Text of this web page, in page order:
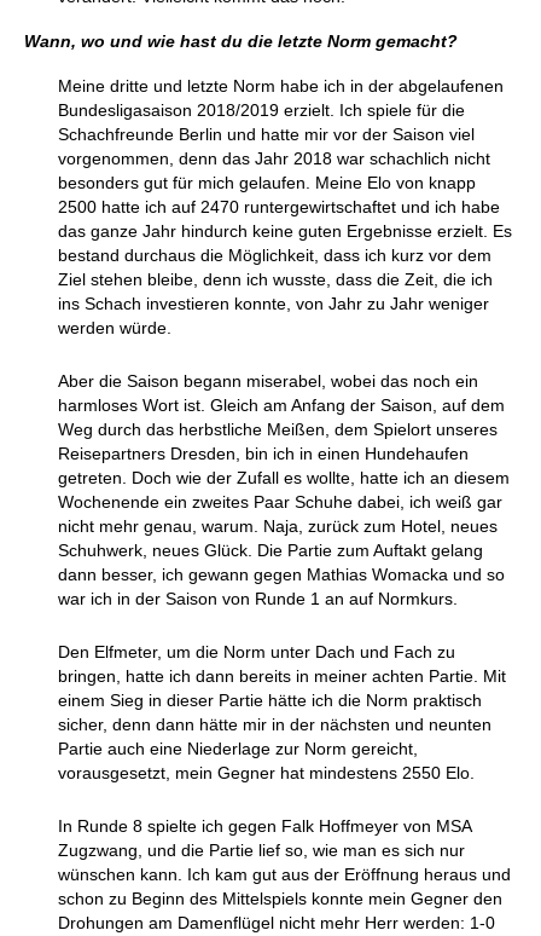
Wann, wo und wie hast du die letzte Norm gemacht?
Meine dritte und letzte Norm habe ich in der abgelaufenen
Bundesligasaison 2018/2019 erzielt. Ich spiele für die
Schachfreunde Berlin und hatte mir vor der Saison viel
vorgenommen, denn das Jahr 2018 war schachlich nicht
besonders gut für mich gelaufen. Meine Elo von knapp
2500 hatte ich auf 2470 runtergewirtschaftet und ich habe
das ganze Jahr hindurch keine guten Ergebnisse erzielt. Es
bestand durchaus die Möglichkeit, dass ich kurz vor dem
Ziel stehen bleibe, denn ich wusste, dass die Zeit, die ich
ins Schach investieren konnte, von Jahr zu Jahr weniger
werden würde.
Aber die Saison begann miserabel, wobei das noch ein
harmloses Wort ist. Gleich am Anfang der Saison, auf dem
Weg durch das herbstliche Meißen, dem Spielort unseres
Reisepartners Dresden, bin ich in einen Hundehaufen
getreten. Doch wie der Zufall es wollte, hatte ich an diesem
Wochenende ein zweites Paar Schuhe dabei, ich weiß gar
nicht mehr genau, warum. Naja, zurück zum Hotel, neues
Schuhwerk, neues Glück. Die Partie zum Auftakt gelang
dann besser, ich gewann gegen Mathias Womacka und so
war ich in der Saison von Runde 1 an auf Normkurs.
Den Elfmeter, um die Norm unter Dach und Fach zu
bringen, hatte ich dann bereits in meiner achten Partie. Mit
einem Sieg in dieser Partie hätte ich die Norm praktisch
sicher, denn dann hätte mir in der nächsten und neunten
Partie auch eine Niederlage zur Norm gereicht,
vorausgesetzt, mein Gegner hat mindestens 2550 Elo.
In Runde 8 spielte ich gegen Falk Hoffmeyer von MSA
Zugzwang, und die Partie lief so, wie man es sich nur
wünschen kann. Ich kam gut aus der Eröffnung heraus und
schon zu Beginn des Mittelspiels konnte mein Gegner den
Drohungen am Damenflügel nicht mehr Herr werden: 1-0